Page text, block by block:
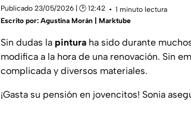
Publicado 23/05/2026 | 🕑 12:42
1 minuto lectura
Escrito por: Agustina Morán | Marktube
Sin dudas la pintura ha sido durante
modifica a la hora de una renovación. Sin
complicada y diversos materiales.
¡Gasta su pensión en jovencitos! Sonia